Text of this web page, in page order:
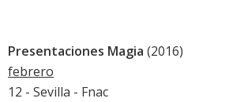
Presentaciones Magia (2016)
febrero
12 - Sevilla - Fnac